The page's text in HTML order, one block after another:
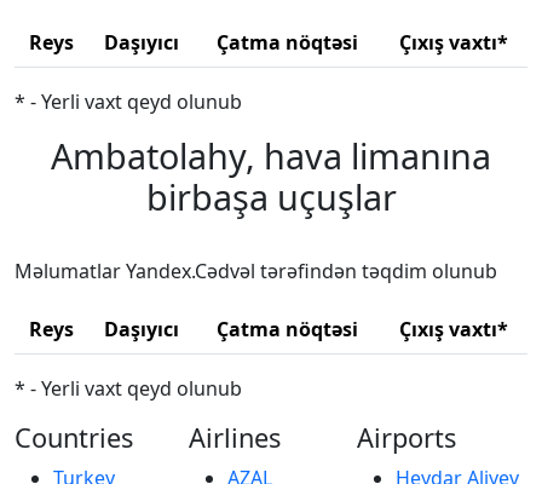
Reys Daşıyıcı Çatma nöqtəsi Çıxış vaxtı*
* - Yerli vaxt qeyd olunub
Ambatolahy, hava limanına
birbaşa uçuşlar
Məlumatlar Yandex.Cədvəl tərəfindən təqdim olunub
Reys Daşıyıcı Çatma nöqtəsi Çıxış vaxtı*
* - Yerli vaxt qeyd olunub
Countries
Turkey
Airlines
AZAL
Airports
Heydar Aliyev